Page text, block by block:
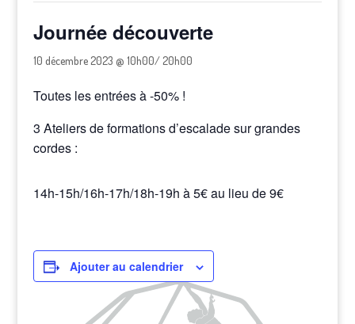
Journée découverte
10 décembre 2023 @ 10h00/20h00
Toutes les entrées à -50% !
3 Ateliers de formations d’escalade sur grandes
cordes :
14h-15h/16h-17h/18h-19h à 5€ au lieu de 9€
Ajouter au calendrier